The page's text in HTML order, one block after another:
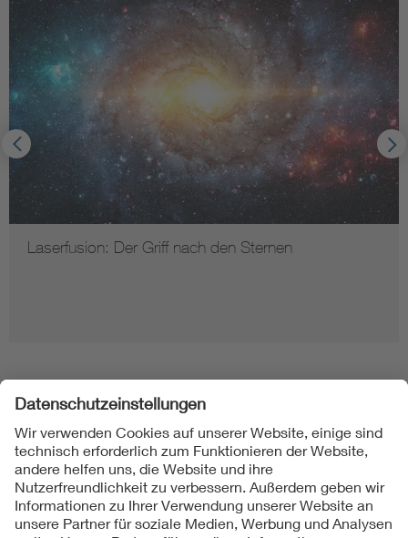
Laserfusion: Der Griff nach den Sternen
Folgen Sie uns